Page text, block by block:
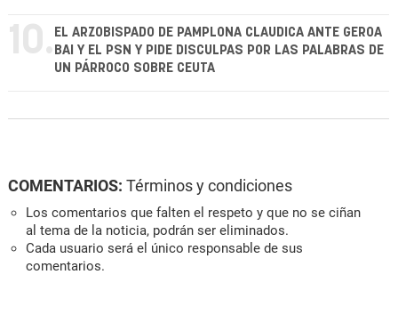
10. EL ARZOBISPADO DE PAMPLONA CLAUDICA ANTE GEROA
BAI Y EL PSN Y PIDE DISCULPAS POR LAS PALABRAS DE
UN PÁRROCO SOBRE CEUTA
COMENTARIOS: Términos y condiciones
Los comentarios que falten el respeto y que no se ciñan
al tema de la noticia, podrán ser eliminados.
Cada usuario será el único responsable de sus
comentarios.